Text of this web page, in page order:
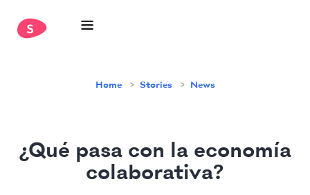
Home Stories News
¿Qué pasa con la economía
colaborativa?